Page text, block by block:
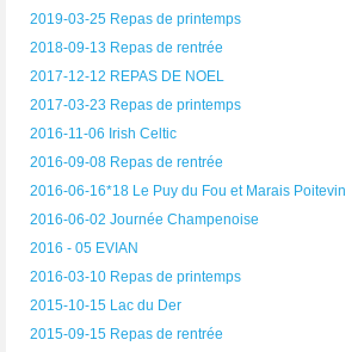
2019-03-25 Repas de printemps
2018-09-13 Repas de rentrée
2017-12-12 REPAS DE NOEL
2017-03-23 Repas de printemps
2016-11-06 Irish Celtic
2016-09-08 Repas de rentrée
2016-06-16*18 Le Puy du Fou et Marais Poitevin
2016-06-02 Journée Champenoise
2016 - 05 EVIAN
2016-03-10 Repas de printemps
2015-10-15 Lac du Der
2015-09-15 Repas de rentrée